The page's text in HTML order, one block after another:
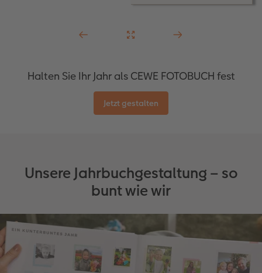
Halten Sie Ihr Jahr als CEWE FOTOBUCH fest
Jetzt gestalten
Unsere Jahrbuchgestaltung – so
bunt wie wir